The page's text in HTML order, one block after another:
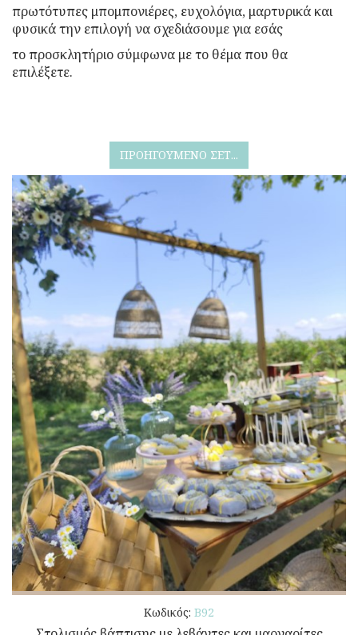
πρωτότυπες μπομπονιέρες, ευχολόγια, μαρτυρικά και
φυσικά την επιλογή να σχεδιάσουμε για εσάς
το προσκλητήριο σύμφωνα με το θέμα που θα
επιλέξετε.
ΠΡΟΗΓΟΥΜΕΝΟ ΣΕΤ...
Κωδικός: Β92